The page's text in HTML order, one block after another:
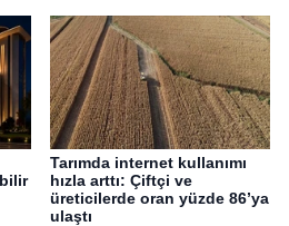
Tarımda internet kullanımı
hızla arttı: Çiftçi ve
üreticilerde oran yüzde 86’ya
ulaştı